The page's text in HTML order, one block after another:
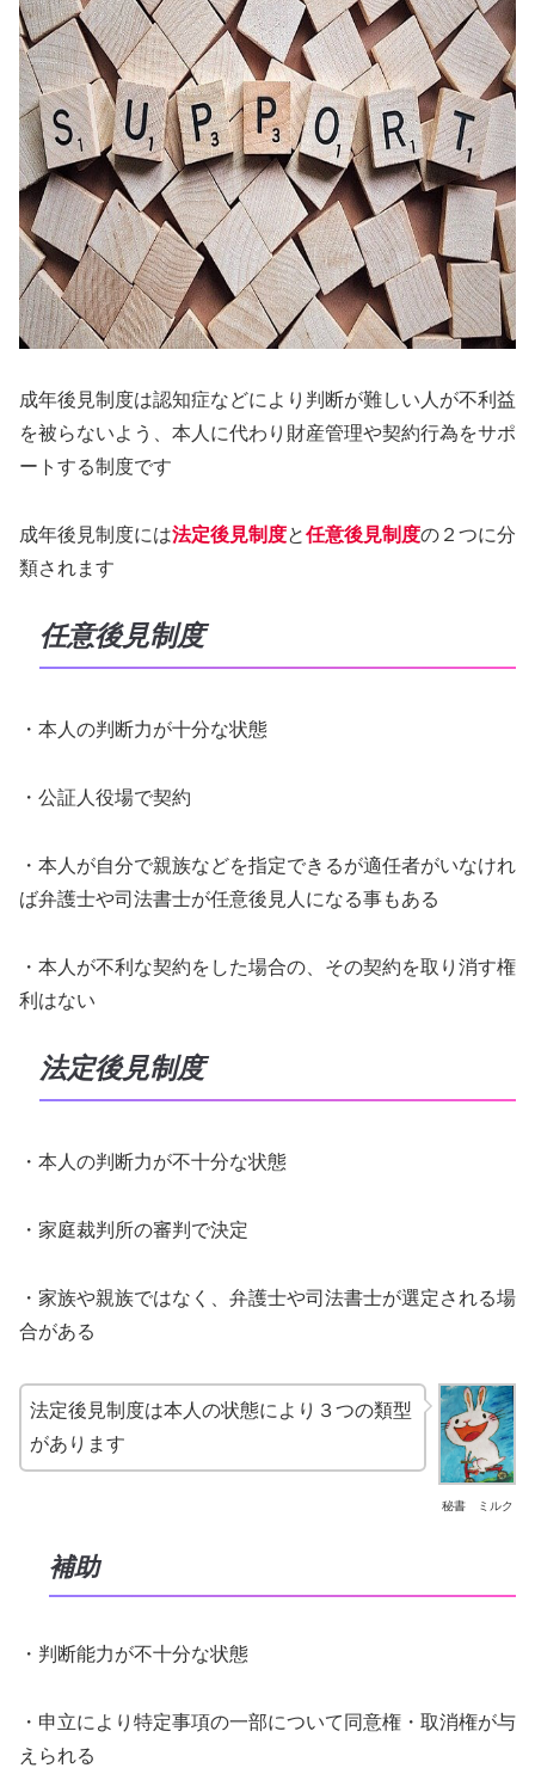
成年後見制度は認知症などにより判断が難しい人が不利益
を被らないよう、本人に代わり財産管理や契約行為をサポ
ートする制度です
成年後見制度には法定後見制度と任意後見制度の２つに分
類されます
任意後見制度
・本人の判断力が十分な状態
・公証人役場で契約
・本人が自分で親族などを指定できるが適任者がいなけれ
ば弁護士や司法書士が任意後見人になる事もある
・本人が不利な契約をした場合の、その契約を取り消す権
利はない
法定後見制度
・本人の判断力が不十分な状態
・家庭裁判所の審判で決定
・家族や親族ではなく、弁護士や司法書士が選定される場
合がある
秘書 ミルク
法定後見制度は本人の状態により３つの類型
があります
補助
・判断能力が不十分な状態
・申立により特定事項の一部について同意権・取消権が与
えられる